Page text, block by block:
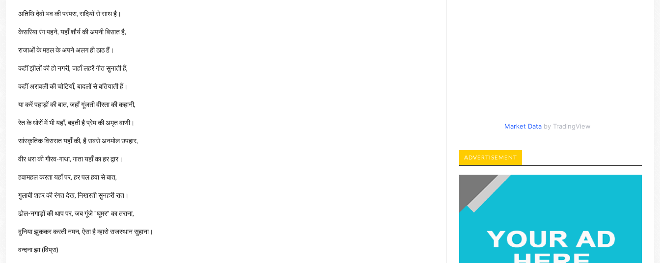
अतिथि देवो भव की परंपरा, सदियों से साथ है।
केसरिया रंग पहने, यहाँ शौर्य की अपनी बिसात है,
राजाओं के महल के अपने अलग ही ठाठ हैं।
कहीं झीलों की हो नगरी, जहाँ लहरें गीत सुनाती हैं,
कहीं अरावली की चोटियाँ, बादलों से बतियाती हैं।
या करें पहाड़ों की बात, जहाँ गूंजती वीरता की कहानी,
रेत के धोरों में भी यहाँ, बहती है प्रेम की अमृत वाणी।
सांस्कृतिक विरासत यहाँ की, है सबसे अनमोल उपहार,
वीर धरा की गौरव-गाथा, गाता यहाँ का हर द्वार।
हवामहल करता यहाँ पर, हर पल हवा से बात,
गुलाबी शहर की रंगत देख, निखरती सुनहरी रात।
ढोल-नगाड़ों की थाप पर, जब गूंजे "घूमर" का तराना,
दुनिया झुककर करती नमन, ऐसा है म्हारो राजस्थान सुहाना।
वन्दना झा (विप्रा)
Market Databy TradingView
ADVERTISEMENT